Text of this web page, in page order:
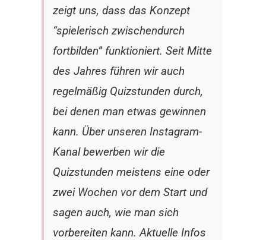
zeigt uns, dass das Konzept
“spielerisch zwischendurch
fortbilden” funktioniert. Seit Mitte
des Jahres führen wir auch
regelmäßig Quizstunden durch,
bei denen man etwas gewinnen
kann. Über unseren Instagram-
Kanal bewerben wir die
Quizstunden meistens eine oder
zwei Wochen vor dem Start und
sagen auch, wie man sich
vorbereiten kann. Aktuelle Infos